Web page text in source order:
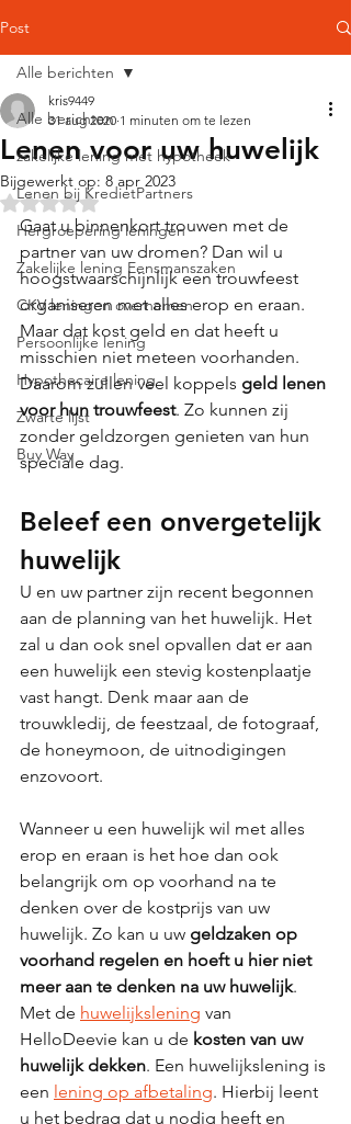
Post
Alle berichten
zakelijke lening met hypotheek
Lenen bij KredietPartners
Hergroepering leningen
Zakelijke lening Eensmanszaken
CKV leningen overnemen
Persoonlijke lening
Hypothecaire lening
Zwarte lijst
Buy Way
Alle berichten
Lenen voor uw huwelijk
kris9449
31 aug 2020 1 minuten om te lezen
Bijgewerkt op: 8 apr 2023
Beoordeeld met NaN uit 5 sterren.
Gaat u binnenkort trouwen met de
partner van uw dromen? Dan wil u
hoogstwaarschijnlijk een trouwfeest
organiseren met alles erop en eraan.
Maar dat kost geld en dat heeft u
misschien niet meteen voorhanden.
Daarom zullen veel koppels geld lenen
voor hun trouwfeest. Zo kunnen zij
zonder geldzorgen genieten van hun
speciale dag.
Beleef een onvergetelijk
huwelijk
U en uw partner zijn recent begonnen
aan de planning van het huwelijk. Het
zal u dan ook snel opvallen dat er aan
een huwelijk een stevig kostenplaatje
vast hangt. Denk maar aan de
trouwkledij, de feestzaal, de fotograaf,
de honeymoon, de uitnodigingen
enzovoort.
Wanneer u een huwelijk wil met alles
erop en eraan is het hoe dan ook
belangrijk om op voorhand na te
denken over de kostprijs van uw
huwelijk. Zo kan u uw geldzaken op
voorhand regelen en hoeft u hier niet
meer aan te denken na uw huwelijk.
Met de huwelijkslening van
HelloDeevie kan u de kosten van uw
huwelijk dekken. Een huwelijkslening is
een lening op afbetaling. Hierbij leent
u het bedrag dat u nodig heeft en